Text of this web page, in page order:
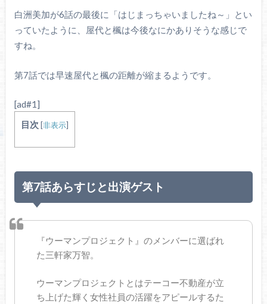
白洲美加が6話の最後に「はじまっちゃいましたね～」とい
っていたように、屋代と楓は今後なにかありそうな感じで
すね。
第7話では早速屋代と楓の距離が縮まるようです。
[ad#1]
目次 [非表示]
第7話あらすじと出演ゲスト
『ウーマンプロジェクト』のメンバーに選ばれ
た三軒家万智。
ウーマンプロジェクトとはテーコー不動産が立
ち上げた輝く女性社員の活躍をアピールするた